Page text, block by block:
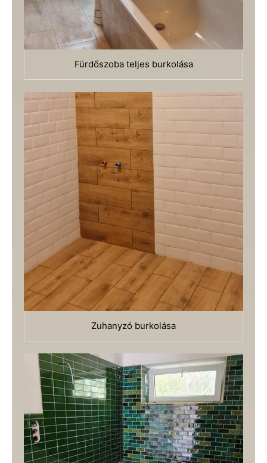
Fürdőszoba teljes burkolása
Zuhanyzó burkolása